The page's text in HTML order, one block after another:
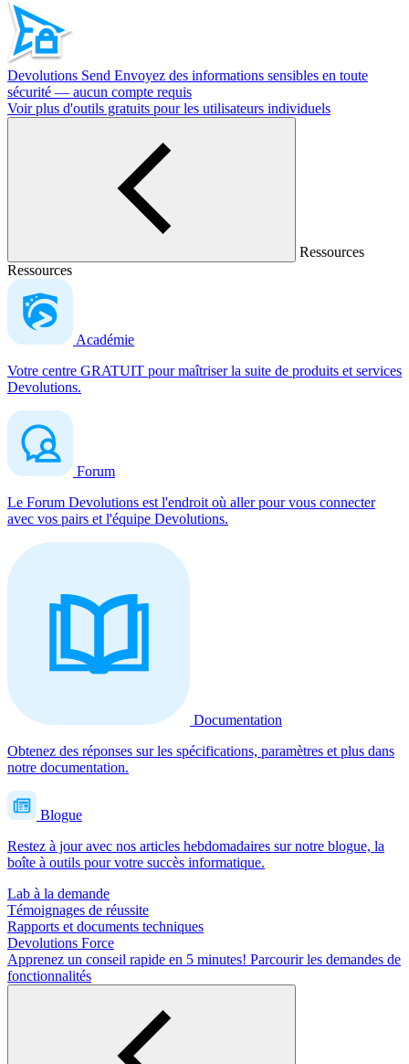
Devolutions Send Envoyez des informations sensibles en toute
sécurité — aucun compte requis
Voir plus d'outils gratuits pour les utilisateurs individuels
Ressources
Ressources
Académie
Votre centre GRATUIT pour maîtriser la suite de produits et services
Devolutions.
Forum
Le Forum Devolutions est l'endroit où aller pour vous connecter
avec vos pairs et l'équipe Devolutions.
Documentation
Obtenez des réponses sur les spécifications, paramètres et plus dans
notre documentation.
Blogue
Restez à jour avec nos articles hebdomadaires sur notre blogue, la
boîte à outils pour votre succès informatique.
Lab à la demande
Témoignages de réussite
Rapports et documents techniques
Devolutions Force
Apprenez un conseil rapide en 5 minutes! Parcourir les demandes de
fonctionnalités